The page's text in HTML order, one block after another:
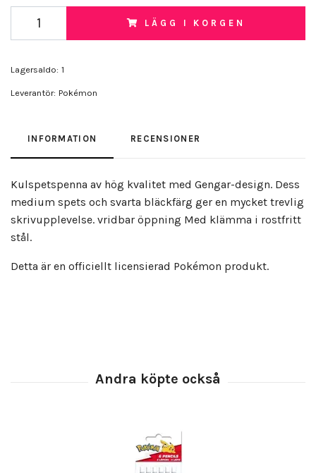
LÄGG I KORGEN
Lagersaldo: 1
Leverantör: Pokémon
INFORMATION RECENSIONER
Kulspetspenna av hög kvalitet med Gengar-design. Dess
medium spets och svarta bläckfärg ger en mycket trevlig
skrivupplevelse. vridbar öppning Med klämma i rostfritt
stål.
Detta är en officiellt licensierad Pokémon produkt.